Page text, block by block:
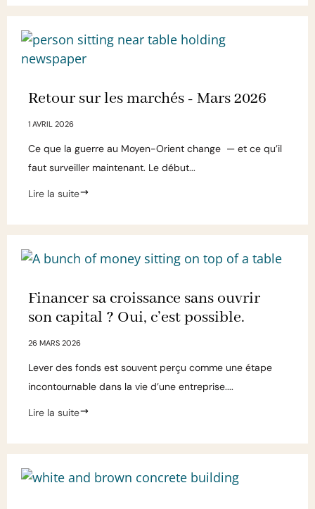
Retour sur les marchés - Mars 2026
1 AVRIL 2026
Ce que la guerre au Moyen-Orient change — et ce qu’il
faut surveiller maintenant. Le début...
Lire la suite
Financer sa croissance sans ouvrir
son capital ? Oui, c’est possible.
26 MARS 2026
Lever des fonds est souvent perçu comme une étape
incontournable dans la vie d’une entreprise....
Lire la suite